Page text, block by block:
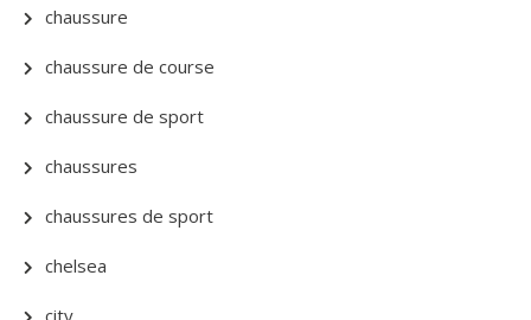
chaussure
chaussure de course
chaussure de sport
chaussures
chaussures de sport
chelsea
city